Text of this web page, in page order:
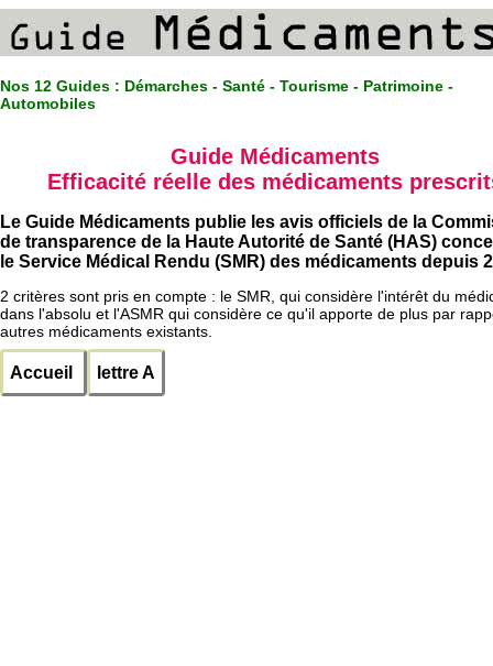
Nos 12 Guides : Démarches - Santé - Tourisme - Patrimoine -
Automobiles
Guide Médicaments
Efficacité réelle des médicaments
Le Guide Médicaments publie les avis officiels de la
de transparence de la Haute Autorité de Santé (HAS)
le Service Médical Rendu (SMR) des médicaments depuis
2 critères sont pris en compte : le SMR, qui considère l'intérêt du
dans l'absolu et l'ASMR qui considère ce qu'il apporte de plus par
autres médicaments existants.
Accueil lettre A